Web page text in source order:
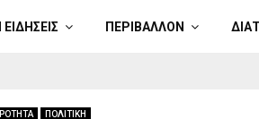
ΠΕΡΙΒΑΛΛΟΝ
ΠΟΛΙΤΙΚΗ